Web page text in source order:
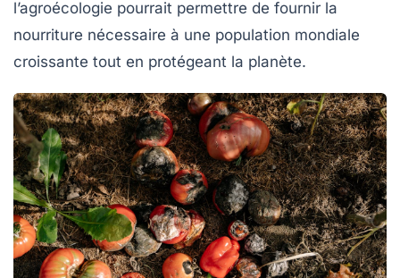
l’agroécologie pourrait permettre de fournir la
nourriture nécessaire à une population mondiale
croissante tout en protégeant la planète.